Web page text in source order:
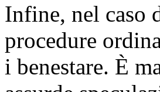
Infine, nel caso
procedure
i benestare. È